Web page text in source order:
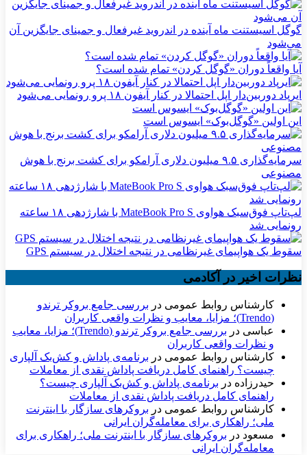
گوگل اسیستنت ماه آینده در اندروید غیرفعال و جمینای جایگزین آن
می‌شود
آیا واقعاً دوران «گوگل کردن» تمام شده است؟
ایرپاد دوربین‌دار اپل احتمالا در کنار آیفون ۱۸ پرو رونمایی می‌شود
این اولین «گوگل‌بوک» ایسوس است
سرمایه‌گذاری ۹.۵ میلیون دلاری آرامکو برای کشت برنج با هوش
مصنوعی
لپ‌تاپ فوق‌سبک هواوی MateBook Pro S با شارژدهی ۱۸ ساعته
رونمایی شد
سقوط یک هواپیمای غیرنظامی در نتیجه اختلال در سیستم‌ GPS
نظرات اخیر در آکادمی
کارشناس روابط عمومی در بررسی جامع بروکر ترندو
(Trendo)؛ مزایا، معایب و نظرات واقعی کاربران
عباسی در
بررسی جامع بروکر ترندو (Trendo)؛ مزایا، معایب
و نظرات واقعی کاربران
کارشناس روابط عمومی در برنامه‌ی پاداش و کش‌بک آلپاری
چیست؟ راهنمای کامل دریافت پاداش نقدی از معاملات
حیدرزاده در برنامه‌ی پاداش و کش‌بک آلپاری چیست؟
راهنمای کامل دریافت پاداش نقدی از معاملات
کارشناس روابط عمومی در بروکرهای سازگار با اینترنت
ملی؛ راهکاری برای معامله‌گران ایرانی
مسعود در بروکرهای سازگار با اینترنت ملی؛ راهکاری برای
معامله‌گران ایرانی